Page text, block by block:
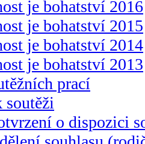
je bohatství 2016
je bohatství 2015
je bohatství 2014
je bohatství 2013
prací
soutěži
o dispozici